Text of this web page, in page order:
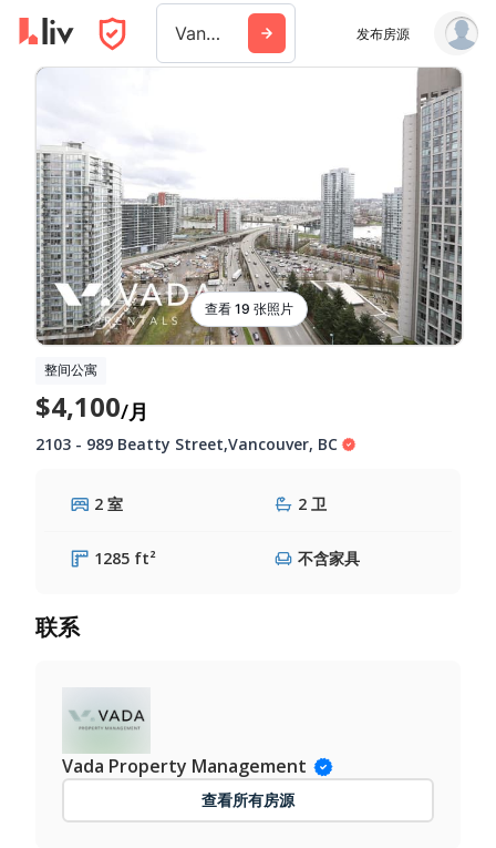
Vancouver 发布房源
查看 19 张照片
整间公寓
$4,100/月
2103 - 989 Beatty Street,Vancouver, BC
2 室 2 卫
1285 ft² 不含家具
联系
Vada Property Management
查看所有房源